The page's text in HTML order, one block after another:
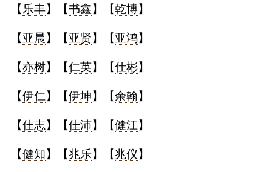
【 乐丰】【书鑫】【乾博】
【亚晨】【亚贤】【亚鸿】
【亦树】【仁英】【仕彬】
【伊仁】【伊坤】【余翰】
【佳志】【佳沛】【健江】
【健知】【兆乐】【兆仪】